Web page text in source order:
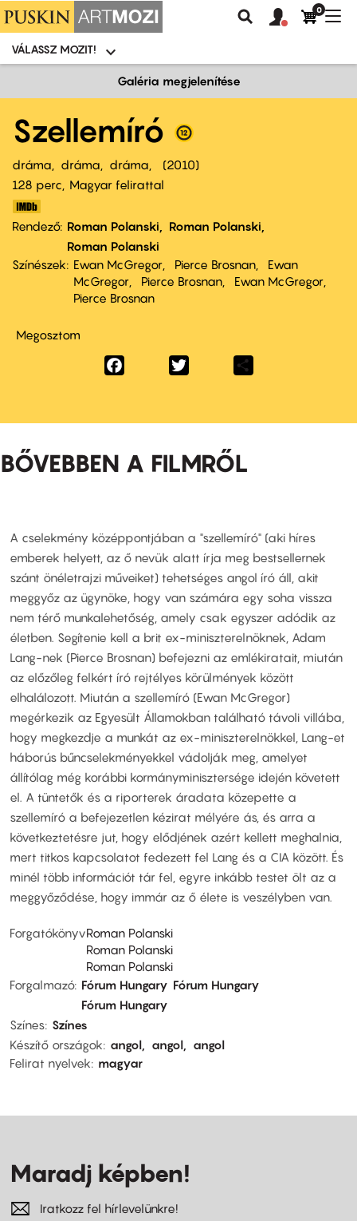
Moziválasztó
menü
VÁLASSZ MOZIT!
Keresés
Felhasználói
fiók
0
Galéria megjelenítése
Szellemíró
dráma dráma dráma
2010
128 perc,
Magyar felirattal
Rendező Roman Polanski
Roman Polanski
Roman Polanski
Színészek
Ewan McGregor Pierce Brosnan
Ewan
McGregor
Pierce Brosnan
Ewan McGregor
Pierce Brosnan
Megosztom
Facebook
BŐVEBBEN A FILMRŐL
A cselekmény középpontjában a "szellemíró" (aki híres
emberek helyett, az ő nevük alatt írja meg bestsellernek
szánt önéletrajzi műveiket) tehetséges angol író áll, akit
meggyőz az ügynöke, hogy van számára egy soha vissza
nem térő munkalehetőség, amely csak egyszer adódik az
életben. Segítenie kell a brit ex-miniszterelnöknek, Adam
Lang-nek (Pierce Brosnan) befejezni az emlékiratait, miután
az előzőleg felkért író rejtélyes körülmények között
elhalálozott. Miután a szellemíró (Ewan McGregor)
megérkezik az Egyesült Államokban található távoli villába,
hogy megkezdje a munkát az ex-miniszterelnökkel, Lang-et
háborús bűncselekményekkel vádolják meg, amelyet
állítólag még korábbi kormányminisztersége idején követett
el. A tüntetők és a riporterek áradata közepette a
szellemíró a befejezetlen kézirat mélyére ás, és arra a
következtetésre jut, hogy elődjének azért kellett meghalnia,
mert titkos kapcsolatot fedezett fel Lang és a CIA között. És
minél több információt tár fel, egyre inkább testet ölt az a
meggyőződése, hogy immár az ő élete is veszélyben van.
ForgatókönyvRoman Polanski
Roman Polanski
Roman Polanski
Forgalmazó Fórum Hungary Fórum Hungary
Fórum Hungary
Színes Színes
Készítő országok
angol angol
angol
Felirat nyelvek
magyar
Maradj képben!
Iratkozz fel hírlevelünkre!